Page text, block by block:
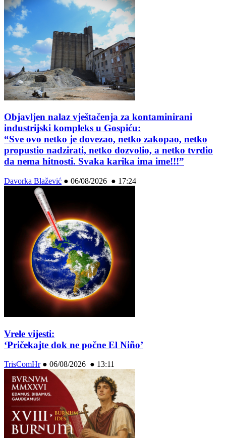
Objavljen nalaz vještačenja za kontaminirani
industrijski kompleks u Gospiću:
“Sve ovo netko je dovezao, netko zakopao, netko
propustio nadzirati, netko dozvolio, a netko tvrdio
da nema hitnosti. Svaka karika ima ime!!!”
Davorka Blažević ● 06/08/2026 ● 17:24
Vrele vijesti:
‘Pričekajte dok ne počne El Niño’
TrisComHr● 06/08/2026 ● 13:11